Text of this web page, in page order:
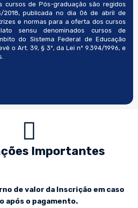
cursos de Pós-graduação são regidos
2018, publicada no dia 06 de abril de
e normas para a oferta dos cursos
sensu denominados cursos de
do Sistema Federal de Educação
o Art. 39, § 3º, da Lei nº 9.394/1996, e
Importantes
de valor da Inscrição em caso
após o pagamento.